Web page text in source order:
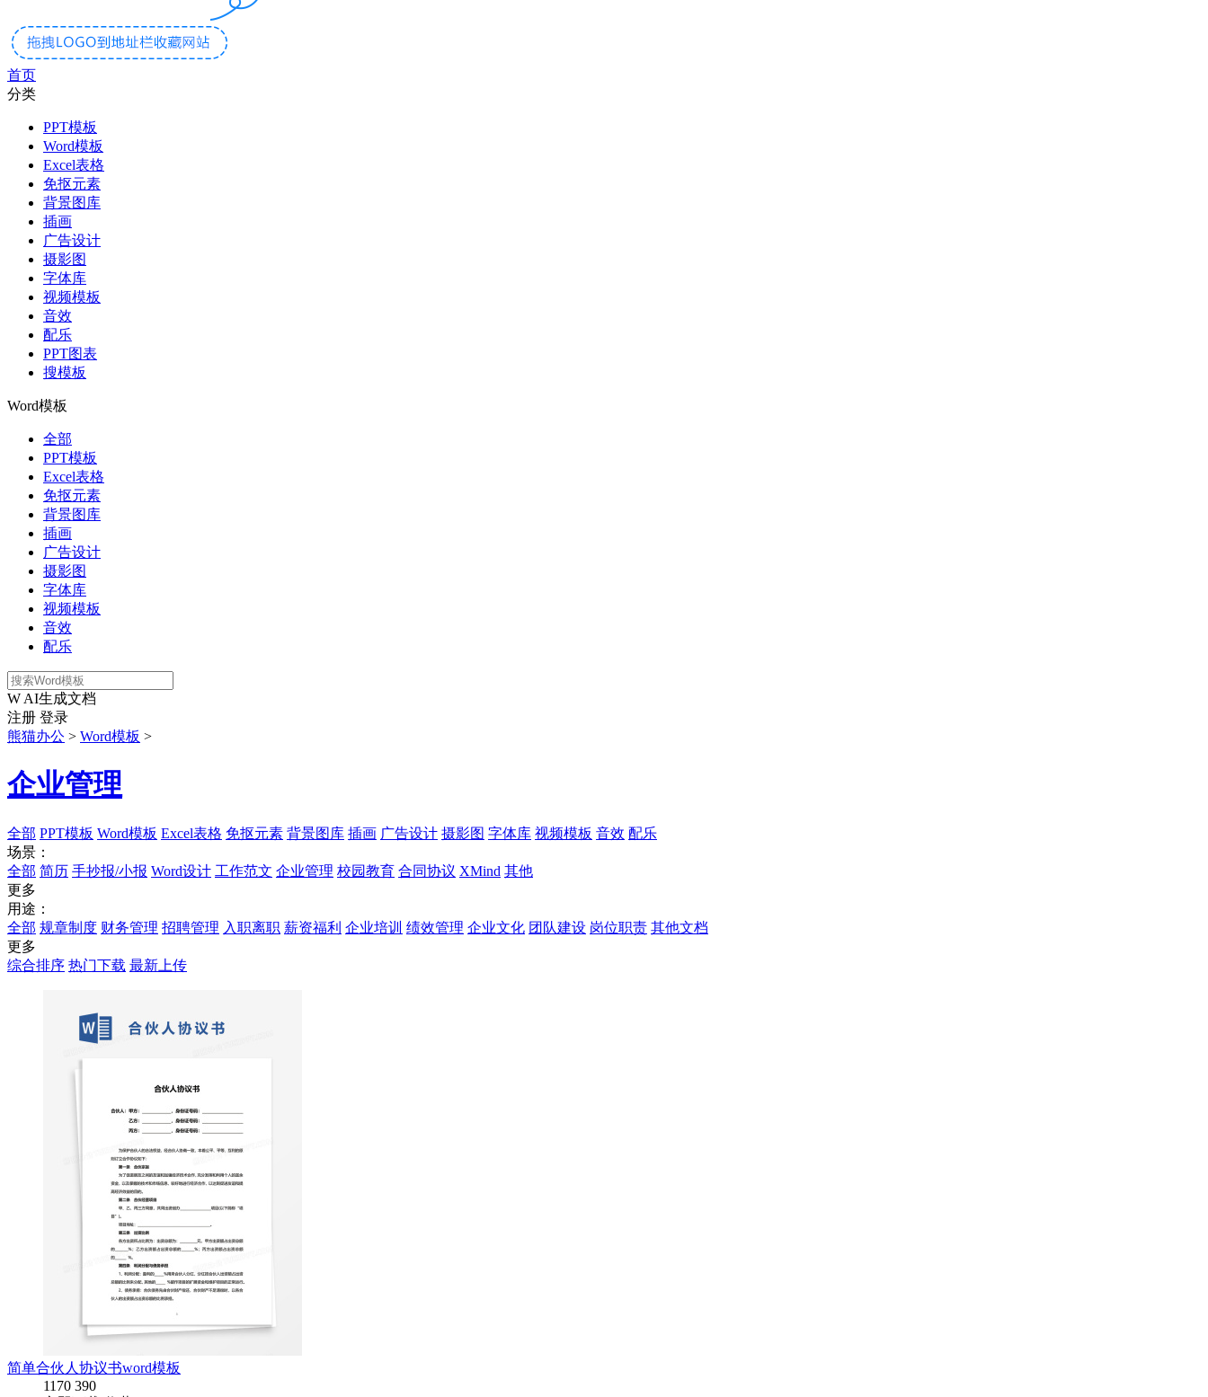
首页
分类
PPT模板
Word模板
Excel表格
免抠元素
背景图库
插画
广告设计
摄影图
字体库
视频模板
音效
配乐
PPT图表
搜模板
Word模板
全部
PPT模板
Excel表格
免抠元素
背景图库
插画
广告设计
摄影图
字体库
视频模板
音效
配乐
W AI生成文档
注册 登录
熊猫办公 > Word模板 >
企业管理
全部 PPT模板 Word模板 Excel表格 免抠元素 背景图库 插画 广告设计 摄影图 字体库 视频模板 音效 配乐
场景：
全部 简历 手抄报/小报 Word设计 工作范文 企业管理 校园教育 合同协议 XMind 其他
更多
用途：
全部 规章制度 财务管理 招聘管理 入职离职 薪资福利 企业培训 绩效管理 企业文化 团队建设 岗位职责 其他文档
更多
综合排序 热门下载 最新上传
简单合伙人协议书word模板
1170 390